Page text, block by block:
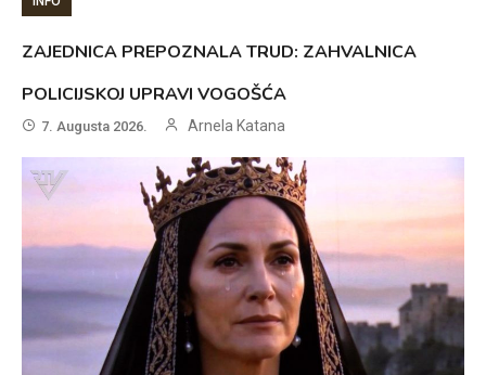
ZAJEDNICA PREPOZNALA TRUD: ZAHVALNICA
POLICIJSKOJ UPRAVI VOGOŠĆA
7. Augusta 2026. Arnela Katana